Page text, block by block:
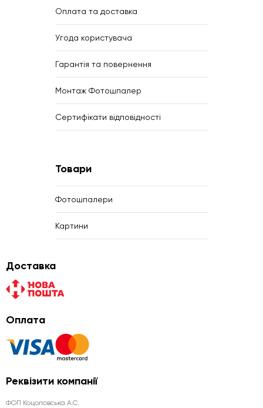
Оплата та доставка
Угода користувача
Гарантія та повернення
Монтаж Фотошпалер
Сертифікати відповідності
Товари
Фотошпалери
Картини
Доставка
Оплата
Реквізити компанії
ФОП Коцоловська А.С.